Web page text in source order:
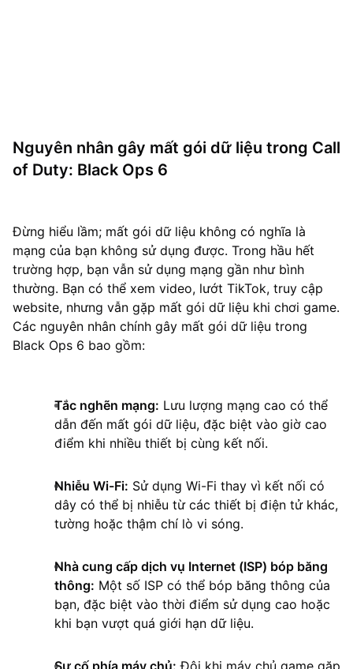
Nguyên nhân gây mất gói dữ liệu trong Call
of Duty: Black Ops 6
Đừng hiểu lầm; mất gói dữ liệu không có nghĩa là
mạng của bạn không sử dụng được. Trong hầu hết
trường hợp, bạn vẫn sử dụng mạng gần như bình
thường. Bạn có thể xem video, lướt TikTok, truy cập
website, nhưng vẫn gặp mất gói dữ liệu khi chơi game.
Các nguyên nhân chính gây mất gói dữ liệu trong
Black Ops 6 bao gồm:
Tắc nghẽn mạng: Lưu lượng mạng cao có thể
dẫn đến mất gói dữ liệu, đặc biệt vào giờ cao
điểm khi nhiều thiết bị cùng kết nối.
Nhiễu Wi-Fi: Sử dụng Wi-Fi thay vì kết nối có
dây có thể bị nhiễu từ các thiết bị điện tử khác,
tường hoặc thậm chí lò vi sóng.
Nhà cung cấp dịch vụ Internet (ISP) bóp băng
thông: Một số ISP có thể bóp băng thông của
bạn, đặc biệt vào thời điểm sử dụng cao hoặc
khi bạn vượt quá giới hạn dữ liệu.
Sự cố phía máy chủ: Đôi khi máy chủ game gặp